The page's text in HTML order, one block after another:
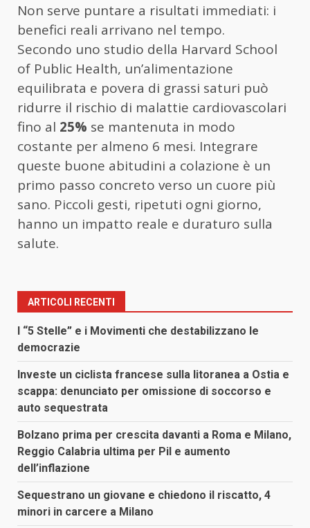
Non serve puntare a risultati immediati: i
benefici reali arrivano nel tempo.
Secondo uno studio della Harvard School
of Public Health, un’alimentazione
equilibrata e povera di grassi saturi può
ridurre il rischio di malattie cardiovascolari
fino al 25% se mantenuta in modo
costante per almeno 6 mesi. Integrare
queste buone abitudini a colazione è un
primo passo concreto verso un cuore più
sano. Piccoli gesti, ripetuti ogni giorno,
hanno un impatto reale e duraturo sulla
salute.
ARTICOLI RECENTI
I “5 Stelle” e i Movimenti che destabilizzano le
democrazie
Investe un ciclista francese sulla litoranea a Ostia e
scappa: denunciato per omissione di soccorso e
auto sequestrata
Bolzano prima per crescita davanti a Roma e Milano,
Reggio Calabria ultima per Pil e aumento
dell’inflazione
Sequestrano un giovane e chiedono il riscatto, 4
minori in carcere a Milano